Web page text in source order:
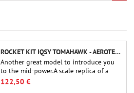
ROCKET KIT IQSY TOMAHAWK - AEROTECH
Another great model to introduce you
to the mid-power.A scale replica of a
famous sounding rocket, small in size
and peefect to move to higher-level kits.
122,50 €